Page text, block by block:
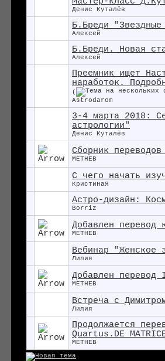
Денис Куталёв
Б.Бреди
Алексей
Б.Бреди. Новая
Алексей
Преемник ищет
наработок.
(
Astrodarom
3-4 марта 2018:
астрологии"
Денис Куталёв
Сборник
METHEB
С чего начать
КристинаЯ
Астро-дизайн:
Borriz
Добавлен перевод
METHEB
Вебинар "Женское
Лилия
Добавлен перевод
METHEB
Встреча с
Лилия
Продолжается
Quartus.DE
METHEB